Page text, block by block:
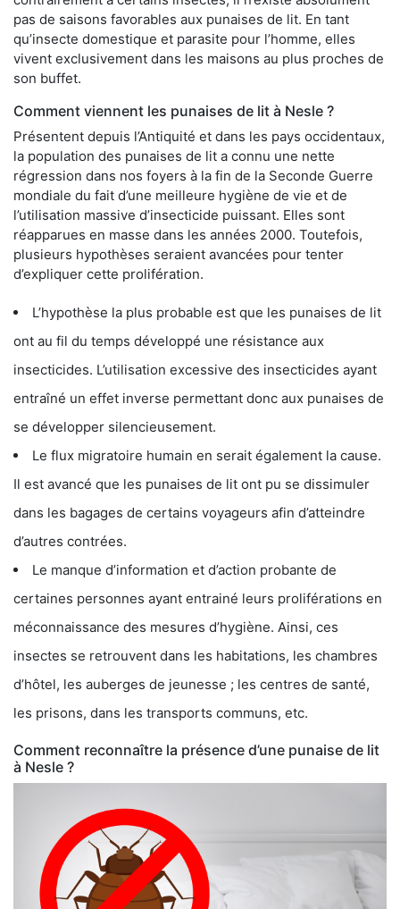
pas de saisons favorables aux punaises de lit. En tant
qu’insecte domestique et parasite pour l’homme, elles
vivent exclusivement dans les maisons au plus proches de
son buffet.
Comment viennent les punaises de lit à Nesle ?
Présentent depuis l’Antiquité et dans les pays occidentaux,
la population des punaises de lit a connu une nette
régression dans nos foyers à la fin de la Seconde Guerre
mondiale du fait d’une meilleure hygiène de vie et de
l’utilisation massive d’insecticide puissant. Elles sont
réapparues en masse dans les années 2000. Toutefois,
plusieurs hypothèses seraient avancées pour tenter
d’expliquer cette prolifération.
L’hypothèse la plus probable est que les punaises de lit
ont au fil du temps développé une résistance aux
insecticides. L’utilisation excessive des insecticides ayant
entraîné un effet inverse permettant donc aux punaises de
se développer silencieusement.
Le flux migratoire humain en serait également la cause.
Il est avancé que les punaises de lit ont pu se dissimuler
dans les bagages de certains voyageurs afin d’atteindre
d’autres contrées.
Le manque d’information et d’action probante de
certaines personnes ayant entrainé leurs proliférations en
méconnaissance des mesures d’hygiène. Ainsi, ces
insectes se retrouvent dans les habitations, les chambres
d’hôtel, les auberges de jeunesse ; les centres de santé,
les prisons, dans les transports communs, etc.
Comment reconnaître la présence d’une punaise de lit
à Nesle ?